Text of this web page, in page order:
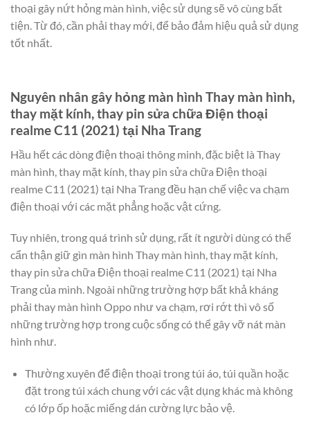
thoại gây nứt hỏng màn hình, việc sử dụng sẽ vô cùng bất
tiện. Từ đó, cần phải thay mới, để bảo đảm hiệu quả sử dụng
tốt nhất.
Nguyên nhân gây hỏng màn hình Thay màn hình,
thay mặt kính, thay pin sửa chữa Điện thoại
realme C11 (2021) tại Nha Trang
Hầu hết các dòng điện thoại thông minh, đặc biệt là Thay
màn hình, thay mặt kính, thay pin sửa chữa Điện thoại
realme C11 (2021) tại Nha Trang đều hạn chế việc va chạm
điện thoại với các mặt phẳng hoặc vật cứng.
Tuy nhiên, trong quá trình sử dụng, rất ít người dùng có thể
cẩn thận giữ gìn màn hình Thay màn hình, thay mặt kính,
thay pin sửa chữa Điện thoại realme C11 (2021) tại Nha
Trang của mình. Ngoài những trường hợp bất khả kháng
phải thay màn hình Oppo như va chạm, rơi rớt thì vô số
những trường hợp trong cuộc sống có thể gây vỡ nát màn
hình như.
Thường xuyên để điện thoại trong túi áo, túi quần hoặc
đặt trong túi xách chung với các vật dụng khác mà không
có lớp ốp hoặc miếng dán cường lực bảo vệ.